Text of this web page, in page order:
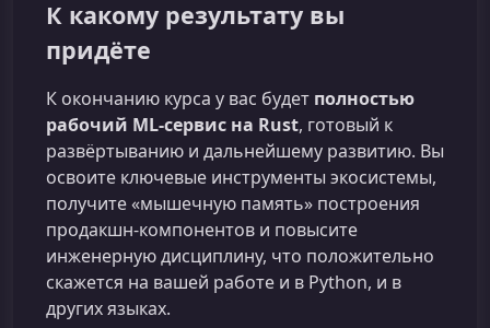
К какому результату вы
придёте
К окончанию курса у вас будет полностью
рабочий ML‑сервис на Rust, готовый к
развёртыванию и дальнейшему развитию. Вы
освоите ключевые инструменты экосистемы,
получите «мышечную память» построения
продакшн‑компонентов и повысите
инженерную дисциплину, что положительно
скажется на вашей работе и в Python, и в
других языках.